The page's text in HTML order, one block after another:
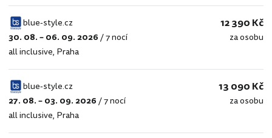
blue-
style.cz
blue-style.cz
30. 08. – 06. 09. 2026/7 nocí
all inclusive, Praha
12 390 Kč
za osobu
blue-
style.cz
blue-style.cz
27. 08. – 03. 09. 2026/7 nocí
all inclusive, Praha
13 090 Kč
za osobu